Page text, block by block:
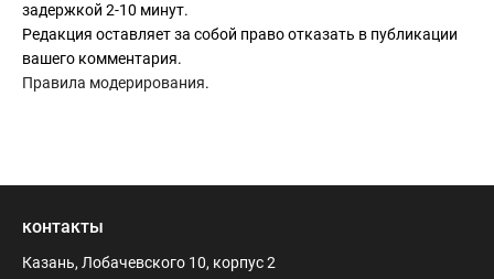
задержкой 2-10 минут.
Редакция оставляет за собой право отказать в публикации
вашего комментария.
Правила модерирования.
контакты
Казань, Лобачевского 10, корпус 2